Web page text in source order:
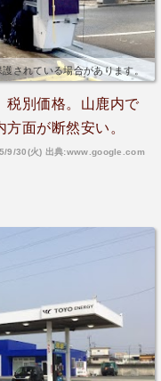
されている場合があります。
税別価格。山鹿内で
面が断然安い。
9/30(火) 出典:www.google.com